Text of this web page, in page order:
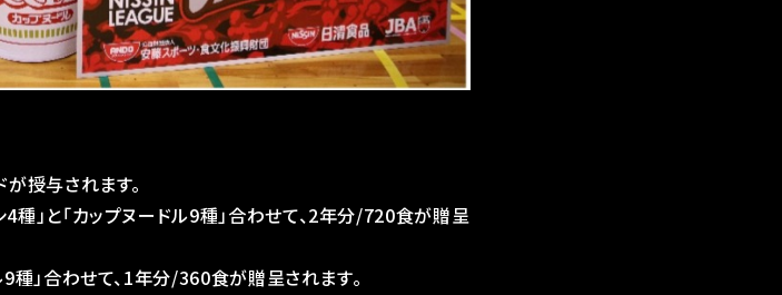
授与されます。
種」と「カップヌードル9種」合わせて、2年分/720食が贈呈
種」合わせて、1年分/360食が贈呈されます。